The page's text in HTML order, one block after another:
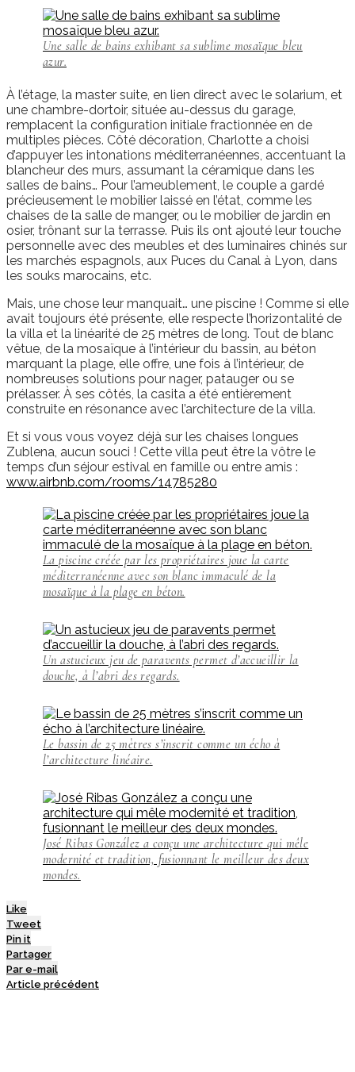
Une salle de bains exhibant sa sublime mosaïque bleu
azur.
À l’étage, la master suite, en lien direct avec le solarium, et
une chambre-dortoir, située au-dessus du garage,
remplacent la configuration initiale fractionnée en de
multiples pièces. Côté décoration, Charlotte a choisi
d’appuyer les intonations méditerranéennes, accentuant la
blancheur des murs, assumant la céramique dans les
salles de bains… Pour l’ameublement, le couple a gardé
précieusement le mobilier laissé en l’état, comme les
chaises de la salle de manger, ou le mobilier de jardin en
osier, trônant sur la terrasse. Puis ils ont ajouté leur touche
personnelle avec des meubles et des luminaires chinés sur
les marchés espagnols, aux Puces du Canal à Lyon, dans
les souks marocains, etc.
Mais, une chose leur manquait… une piscine ! Comme si elle
avait toujours été présente, elle respecte l’horizontalité de
la villa et la linéarité de 25 mètres de long. Tout de blanc
vêtue, de la mosaïque à l’intérieur du bassin, au béton
marquant la plage, elle offre, une fois à l’intérieur, de
nombreuses solutions pour nager, patauger ou se
prélasser. À ses côtés, la casita a été entièrement
construite en résonance avec l’architecture de la villa.
Et si vous vous voyez déjà sur les chaises longues
Zublena, aucun souci ! Cette villa peut être la vôtre le
temps d’un séjour estival en famille ou entre amis :
www.airbnb.com/rooms/14785280
La piscine créée par les propriétaires joue la carte
méditerranéenne avec son blanc immaculé de la
mosaïque à la plage en béton.
Un astucieux jeu de paravents permet d’accueillir la
douche, à l’abri des regards.
Le bassin de 25 mètres s’inscrit comme un écho à
l’architecture linéaire.
José Ribas González a conçu une architecture qui mêle
modernité et tradition, fusionnant le meilleur des deux
mondes.
Like
Tweet
Pin it
Partager
Par e-mail
Article précédent